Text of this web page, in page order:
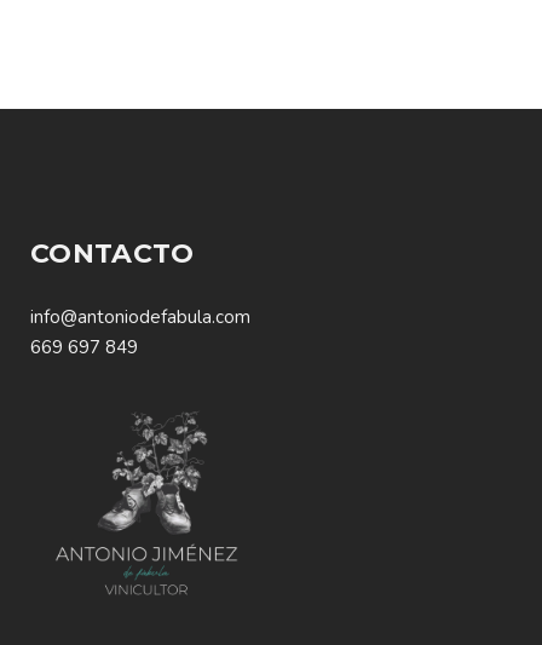
CONTACTO
info@antoniodefabula.com
669 697 849